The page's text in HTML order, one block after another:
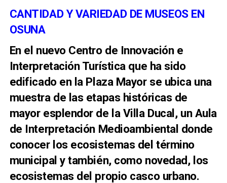
CANTIDAD Y VARIEDAD DE MUSEOS EN
OSUNA
En el nuevo Centro de Innovación e
Interpretación Turística que ha sido
edificado en la Plaza Mayor se ubica una
muestra de las etapas históricas de
mayor esplendor de la Villa Ducal, un Aula
de Interpretación Medioambiental donde
conocer los ecosistemas del término
municipal y también, como novedad, los
ecosistemas del propio casco urbano.